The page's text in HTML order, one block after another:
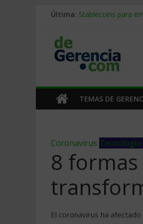
Última: Stablecoins para
Trabajo forzoso
Mercado hispano
TEMAS DE
Coronavirus
8 formas
El coronavirus ha